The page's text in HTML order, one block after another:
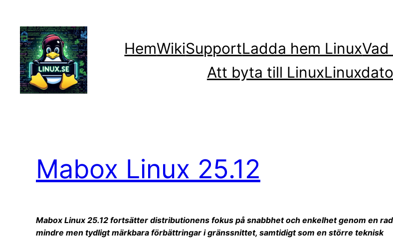
innehåll
HemWikiSupportLadda hem Linux
Att byta till Linux
Mabox Linux 25.12
Mabox Linux 25.12 fortsätter distributionens fokus på snabbhet och enkelhet genom en rad
mindre men tydligt märkbara förbättringar i gränssnittet, samtidigt som en större teknisk